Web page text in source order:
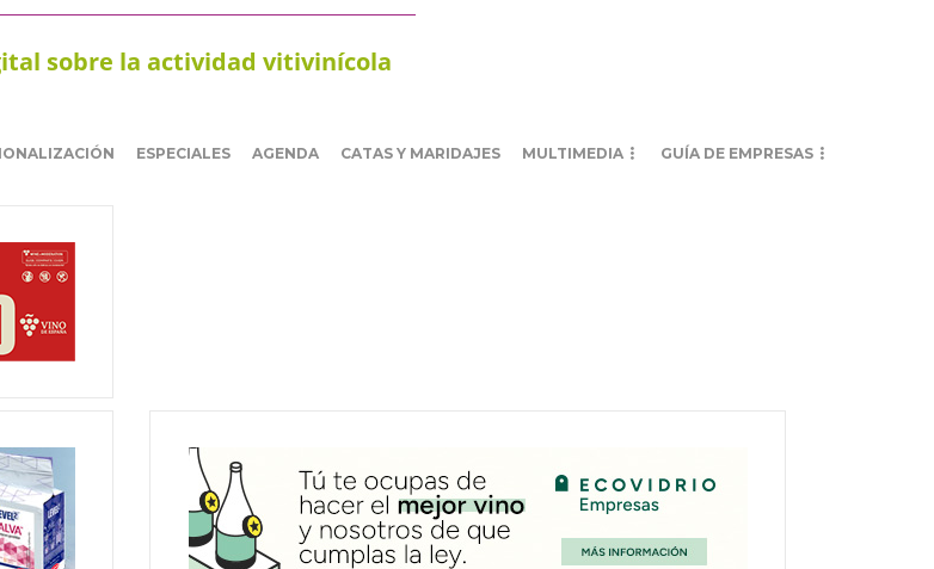
sobre la actividad vitivinícola
ESPECIALES AGENDA CATAS Y MARIDAJES MULTIMEDIA GUÍA DE EMPRESAS